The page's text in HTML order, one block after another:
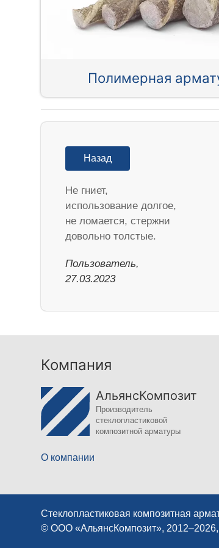
Полимерная
Назад
Не гниет,
использование долгое,
не ломается, стержни
довольно толстые.
Пользователь,
27.03.2023
Компания
АльянсКомпозит
Производитель
стеклопластиковой
композитной арматуры
О компании
Стеклопластиковая композитная
© ООО «АльянсКомпозит»,